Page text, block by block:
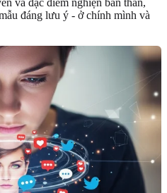
đáng lưu ý - ở chính mình và